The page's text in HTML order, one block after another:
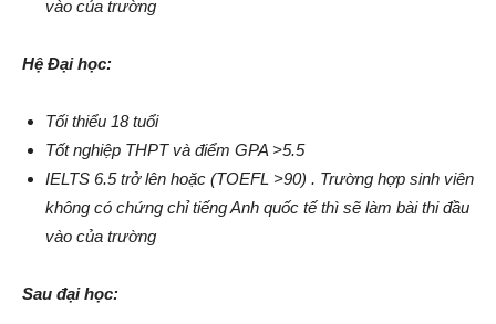
vào của trường
Hệ Đại học:
Tối thiểu 18 tuổi
Tốt nghiệp THPT và điểm GPA >5.5
IELTS 6.5 trở lên hoặc (TOEFL >90) . Trường hợp sinh viên
không có chứng chỉ tiếng Anh quốc tế thì sẽ làm bài thi đầu
vào của trường
Sau đại học: